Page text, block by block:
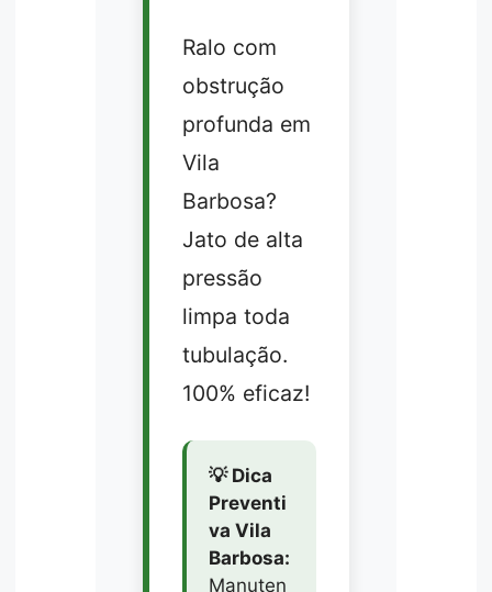
Ralo com
obstrução
profunda em
Vila
Barbosa?
Jato de alta
pressão
limpa toda
tubulação.
100% eficaz!
💡 Dica
Preventi
va Vila
Barbosa:
Manuten